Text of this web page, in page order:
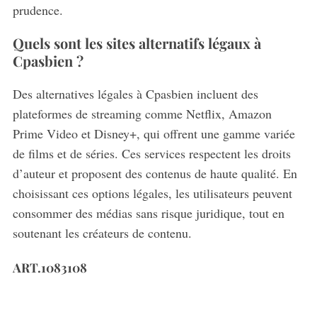
prudence.
Quels sont les sites alternatifs légaux à
Cpasbien ?
Des alternatives légales à Cpasbien incluent des
plateformes de streaming comme Netflix, Amazon
Prime Video et Disney+, qui offrent une gamme variée
de films et de séries. Ces services respectent les droits
d’auteur et proposent des contenus de haute qualité. En
choisissant ces options légales, les utilisateurs peuvent
consommer des médias sans risque juridique, tout en
soutenant les créateurs de contenu.
ART.1083108